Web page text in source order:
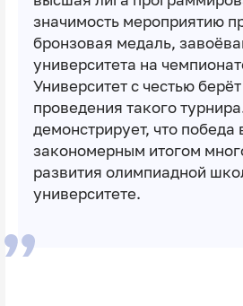
значимость мероприятию
бронзовая медаль,
университета на
Университет с честью
проведения такого
демонстрирует, что победа
закономерным итогом
развития олимпиадной
университете.